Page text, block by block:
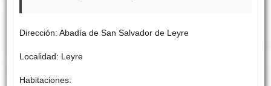
Dirección: Abadía de San Salvador de Leyre
Localidad: Leyre
Habitaciones: